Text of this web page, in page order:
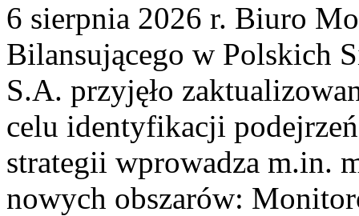
6 sierpnia 2026 r. Biuro
Bilansującego w Polskich
S.A. przyjęło
celu identyfikacji
strategii wprowadza m.in.
nowych obszarów: